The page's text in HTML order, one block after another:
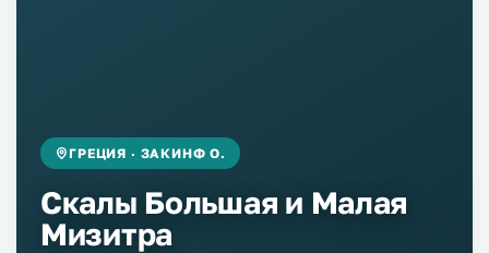
ГРЕЦИЯ · ЗАКИНФ О.
Скалы Большая и Малая
Мизитра